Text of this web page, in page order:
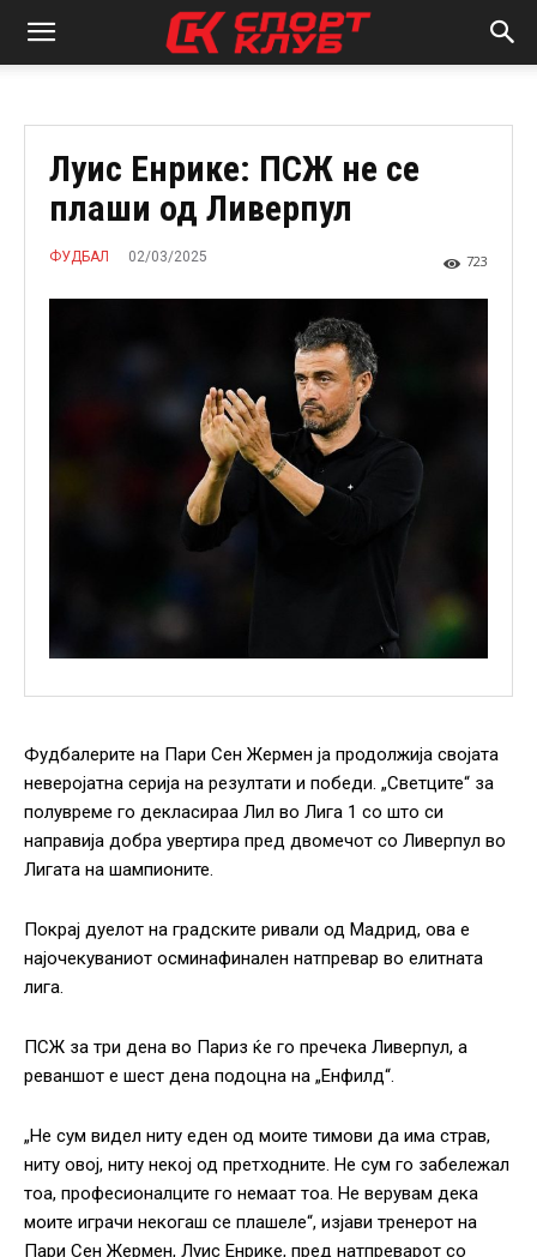
Луис Енрике: ПСЖ не се
плаши од Ливерпул
ФУДБАЛ 02/03/2025 723
Фудбалерите на Пари Сен Жермен ја продолжија својата
неверојатна серија на резултати и победи. „Светците“ за
полувреме го декласираа Лил во Лига 1 со што си
направија добра увертира пред двомечот со Ливерпул во
Лигата на шампионите.
Покрај дуелот на градските ривали од Мадрид, ова е
најочекуваниот осминафинален натпревар во елитната
лига.
ПСЖ за три дена во Париз ќе го пречека Ливерпул, а
реваншот е шест дена подоцна на „Енфилд“.
„Не сум видел ниту еден од моите тимови да има страв,
ниту овој, ниту некој од претходните. Не сум го забележал
тоа, професионалците го немаат тоа. Не верувам дека
моите играчи некогаш се плашеле“, изјави тренерот на
Пари Сен Жермен, Луис Енрике, пред натпреварот со